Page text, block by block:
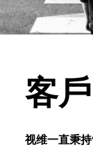
客⼾
视维⼀直秉